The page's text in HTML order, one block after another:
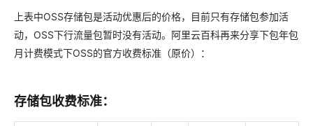
上表中OSS存储包是活动优惠后的价格，目前只有存储包参加活
动，OSS下行流量包暂时没有活动。阿里云百科再来分享下包年包
月计费模式下OSS的官方收费标准（原价）：
存储包收费标准：